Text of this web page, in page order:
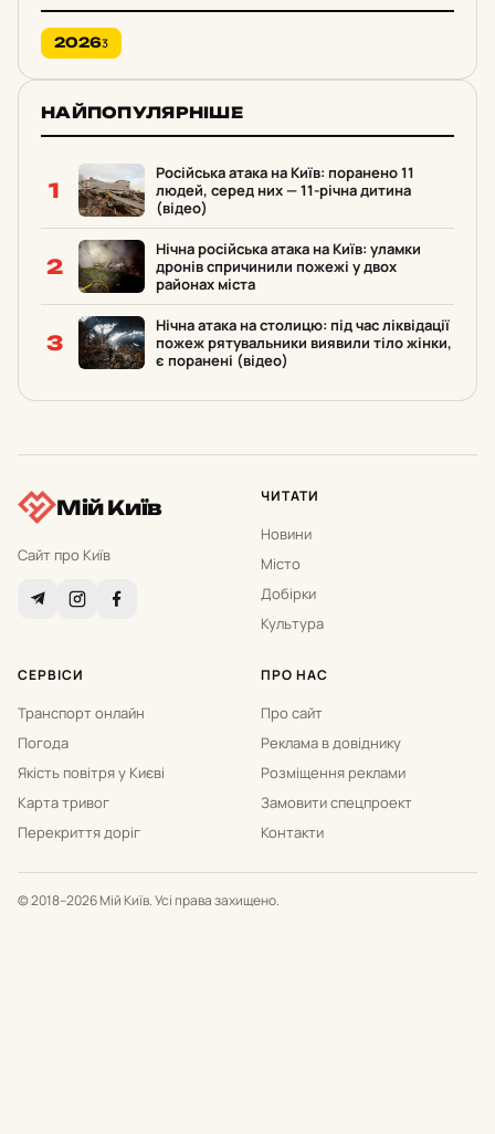
20263
НАЙПОПУЛЯРНІШЕ
1
Російська атака на Київ: поранено 11
людей, серед них — 11-річна дитина
(відео)
2
Нічна російська атака на Київ: уламки
дронів спричинили пожежі у двох
районах міста
3
Нічна атака на столицю: під час ліквідації
пожеж рятувальники виявили тіло жінки,
є поранені (відео)
Мій Київ
Сайт про Київ
ЧИТАТИ
Новини
Місто
Добірки
Культура
СЕРВІСИ
Транспорт онлайн
Погода
Якість повітря у Києві
Карта тривог
Перекриття доріг
ПРО НАС
Про сайт
Реклама в довіднику
Розміщення реклами
Замовити спецпроект
Контакти
© 2018–2026 Мій Київ. Усі права захищено.